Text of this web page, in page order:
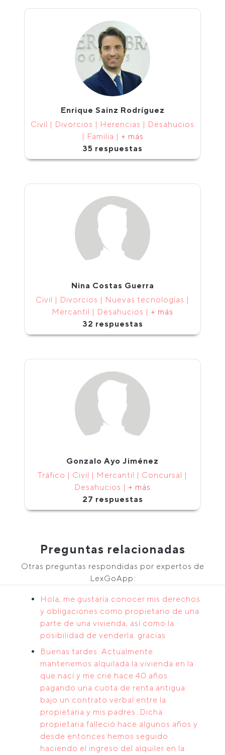
Enrique Sainz Rodríguez
Civil | Divorcios | Herencias | Desahucios
| Familia | + más
35 respuestas
Nina Costas Guerra
Civil | Divorcios | Nuevas tecnologías |
Mercantil | Desahucios | + más
32 respuestas
Gonzalo Ayo Jiménez
Tráfico | Civil | Mercantil | Concursal |
Desahucios | + más
27 respuestas
Preguntas relacionadas
Otras preguntas respondidas por expertos de
LexGoApp:
Hola, me gustaría conocer mis derechos
y obligaciones como propietario de una
parte de una vivienda, así como la
posibilidad de venderla. gracias
Buenas tardes. Actualmente
mantenemos alquilada la vivienda en la
que nací y me crié hace 40 años
pagando una cuota de renta antigua
bajo un contrato verbal entre la
propietaria y mis padres. Dicha
propietaria falleció hace algunos años y
desde entonces hemos seguido
haciendo el ingreso del alquiler en la